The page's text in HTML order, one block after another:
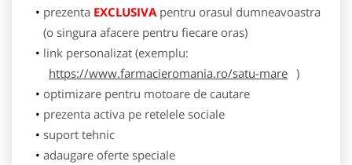
prezenta EXCLUSIVApentru orasul dumneavoastra
(o singura afacere pentru fiecare oras)
link personalizat (exemplu:
https://www.farmacieromania.ro/satu-mare )
optimizare pentru motoare de cautare
prezenta activa pe retelele sociale
suport tehnic
adaugare oferte speciale